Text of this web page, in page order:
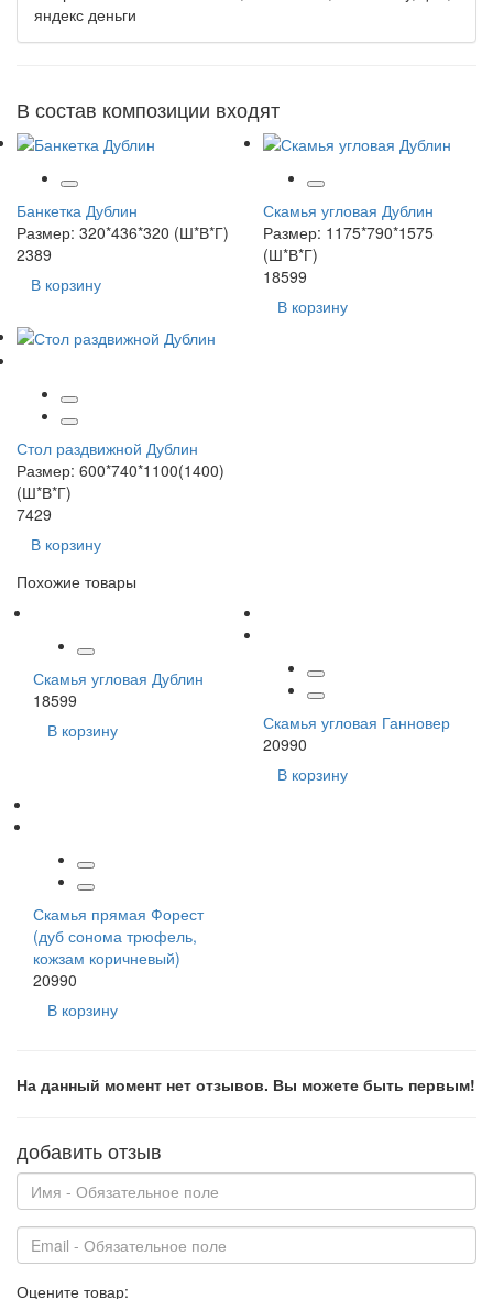
В состав композиции входят
Банкетка Дублин
Размер: 320*436*320 (Ш*В*Г)
2389
В корзину
Скамья угловая Дублин
Размер: 1175*790*1575
(Ш*В*Г)
18599
В корзину
Стол раздвижной Дублин
Размер: 600*740*1100(1400)
(Ш*В*Г)
7429
В корзину
Похожие товары
Скамья угловая Дублин
18599
В корзину
Скамья угловая Ганновер
20990
В корзину
Скамья прямая Форест
(дуб сонома трюфель,
кожзам коричневый)
20990
В корзину
На данный момент нет отзывов. Вы можете быть первым!
добавить отзыв
Оцените товар: